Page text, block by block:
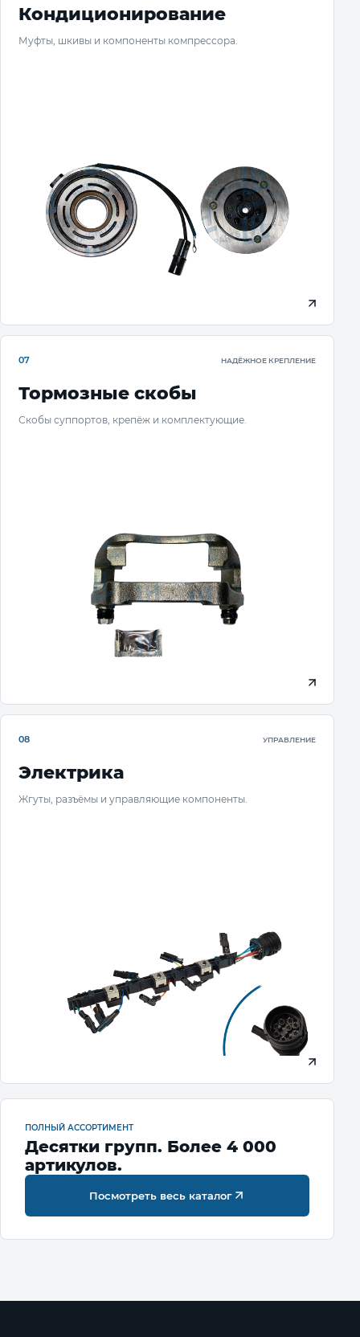
Кондиционирование
Муфты, шкивы и компоненты компрессора.
07 НАДЁЖНОЕ КРЕПЛЕНИЕ
Тормозные скобы
Скобы суппортов, крепёж и комплектующие.
08 УПРАВЛЕНИЕ
Электрика
Жгуты, разъёмы и управляющие компоненты.
ПОЛНЫЙ АССОРТИМЕНТ
Десятки групп. Более 4 000
артикулов.
Посмотреть весь каталог